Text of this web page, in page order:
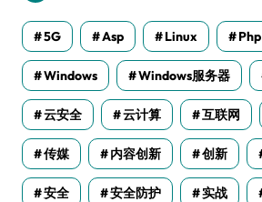
5G Asp Linux Php
Windows Windows服务器
云安全 云计算 互联网
传媒 内容创新 创新
安全 安全防护 实战